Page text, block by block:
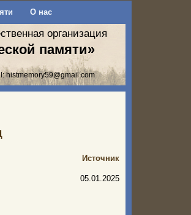
О нас
организация
памяти»
histmemory59@gmail.com
Источник
05.01.2025